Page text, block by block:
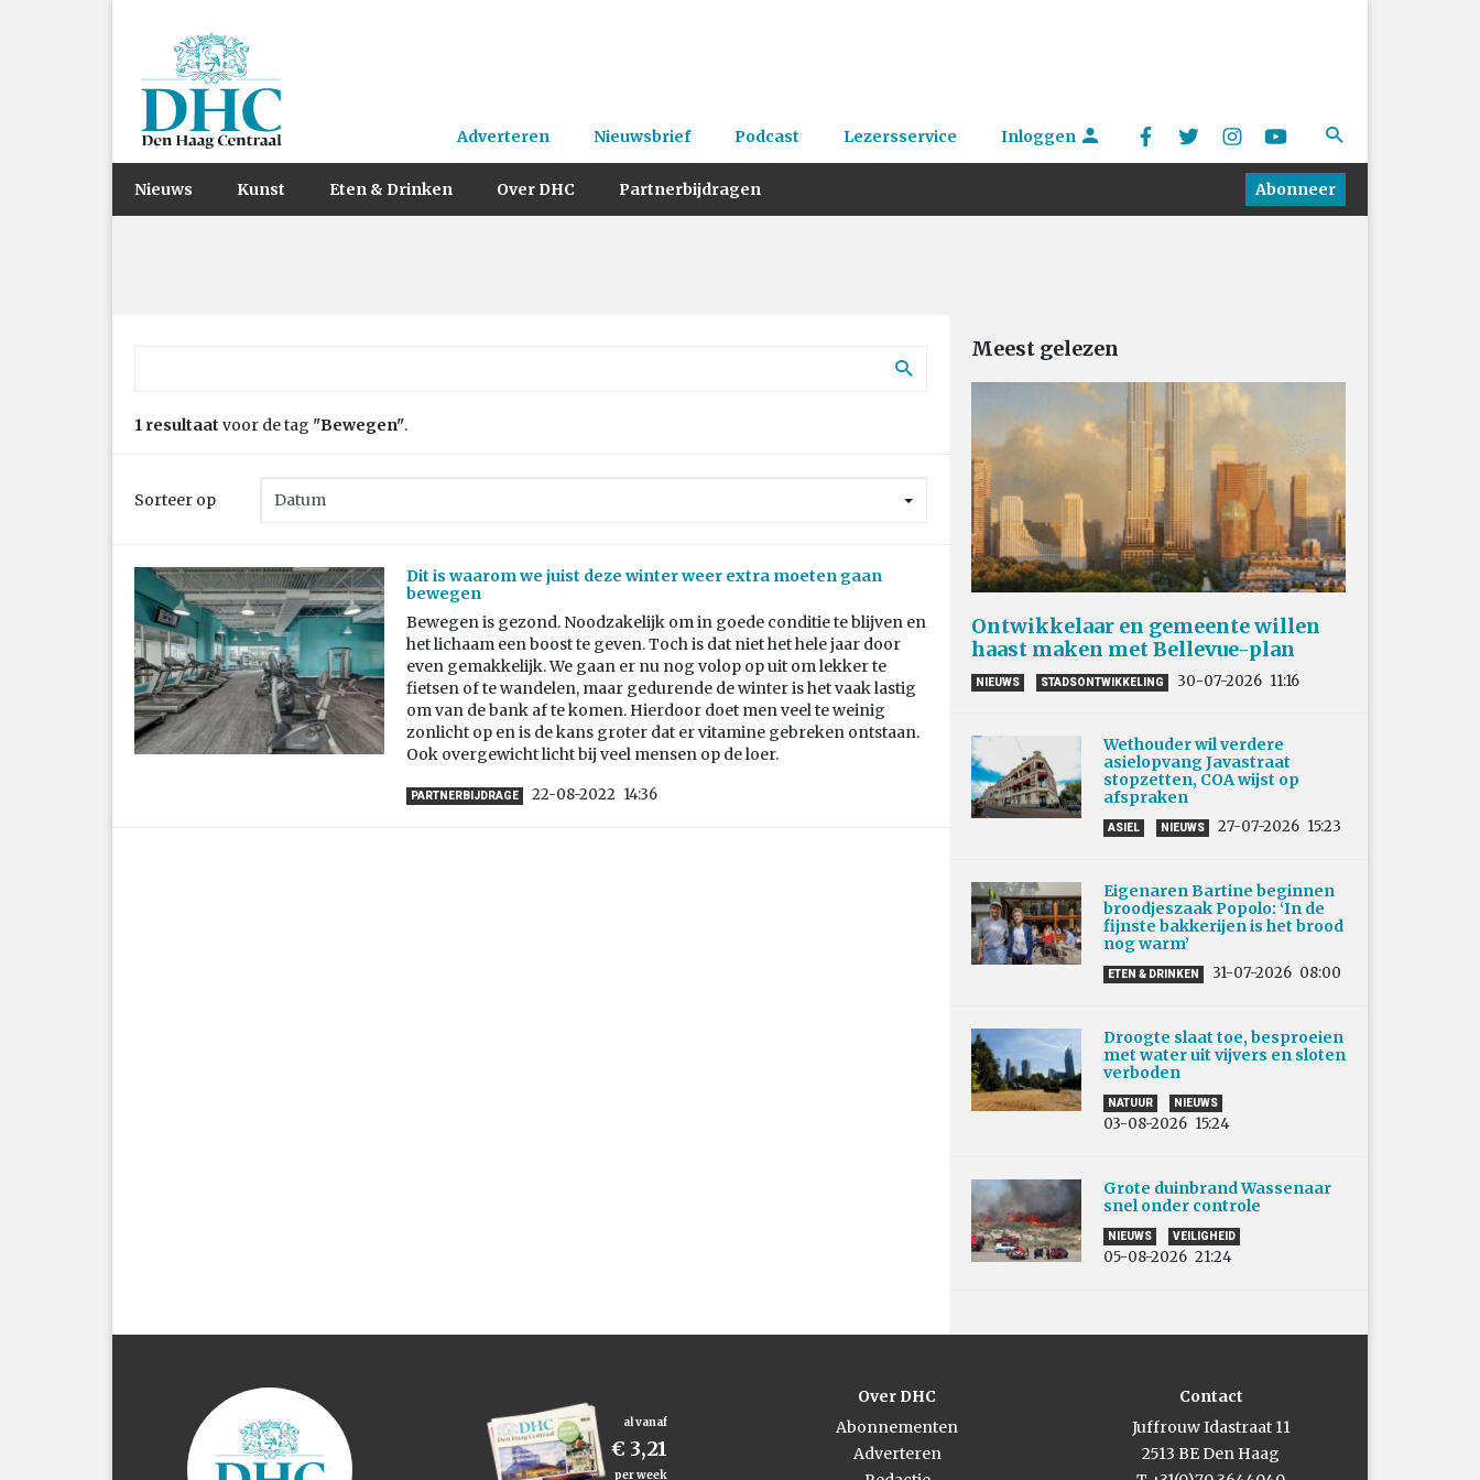
Adverteren Nieuwsbrief Podcast Lezersservice Inloggen
Nieuws Kunst Eten & Drinken Over DHC Partnerbijdragen Abonneer
1 resultaat voor de tag "Bewegen".
Sorteer op
Dit is waarom we juist deze winter weer extra moeten gaan
bewegen
Bewegen is gezond. Noodzakelijk om in goede conditie te blijven en
het lichaam een boost te geven. Toch is dat niet het hele jaar door
even gemakkelijk. We gaan er nu nog volop op uit om lekker te
fietsen of te wandelen, maar gedurende de winter is het vaak lastig
om van de bank af te komen. Hierdoor doet men veel te weinig
zonlicht op en is de kans groter dat er vitamine gebreken ontstaan.
Ook overgewicht licht bij veel mensen op de loer.
PARTNERBIJDRAGE 22-08-2022 14:36
Meest gelezen
Ontwikkelaar en gemeente willen
haast maken met Bellevue-plan
NIEUWS STADSONTWIKKELING 30-07-2026 11:16
Wethouder wil verdere
asielopvang Javastraat
stopzetten, COA wijst op
afspraken
ASIEL NIEUWS 27-07-2026 15:23
Eigenaren Bartine beginnen
broodjeszaak Popolo: ‘In de
fijnste bakkerijen is het brood
nog warm’
ETEN & DRINKEN 31-07-2026 08:00
Droogte slaat toe, besproeien
met water uit vijvers en sloten
verboden
NATUUR NIEUWS
03-08-2026 15:24
Grote duinbrand Wassenaar
snel onder controle
NIEUWS VEILIGHEID
05-08-2026 21:24
al vanaf
€ 3,21
per week
Over DHC
Abonnementen
Adverteren
Contact
Juffrouw Idastraat 11
2513 BE Den Haag